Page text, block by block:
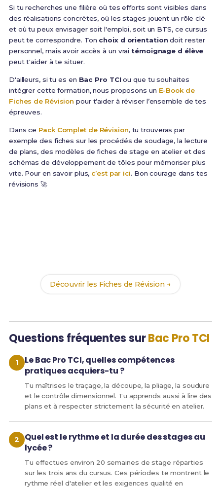
Si tu recherches une filière où tes efforts sont visibles dans
des réalisations concrètes, où les stages jouent un rôle clé
et où tu peux envisager soit l'emploi, soit un BTS, ce cursus
peut te correspondre. Ton choix d orientationdoit rester
personnel, mais avoir accès à un vraitémoignage d élève
peut t'aider à te situer.
D'ailleurs, si tu es en Bac Pro TCIou que tu souhaites
intégrer cette formation, nous proposons un E-Book de
Fiches de Révision pour t’aider à réviser l’ensemble de tes
épreuves.
Dans ce Pack Complet de Révision, tu trouveras par
exemple des fiches sur les procédés de soudage, la lecture
de plans, des modèles de fiches de stage en atelier et des
schémas de développement de tôles pour mémoriser plus
vite. Pour en savoir plus, c’est par ici. Bon courage dans tes
révisions 🚀
Découvrir les Fiches de Révision →
Questions fréquentes surBac Pro TCI
Le Bac Pro TCI, quelles compétences
pratiques acquiers-tu ?
Tu maîtrises le traçage, la découpe, la pliage, la soudure
et le contrôle dimensionnel. Tu apprends aussi à lire des
plans et à respecter strictement la sécurité en atelier.
Quel est le rythme et la durée des stages au
lycée ?
Tu effectues environ 20 semaines de stage réparties
sur les trois ans du cursus. Ces périodes te montrent le
rythme réel d'atelier et les exigences qualité en